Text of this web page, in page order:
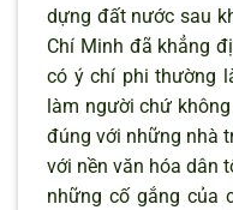
dựng đất nước sau
Chí Minh đã khẳng
có ý chí phi thường
làm người chứ
đúng với những nhà
với nền văn hóa dân
những cố gắng của